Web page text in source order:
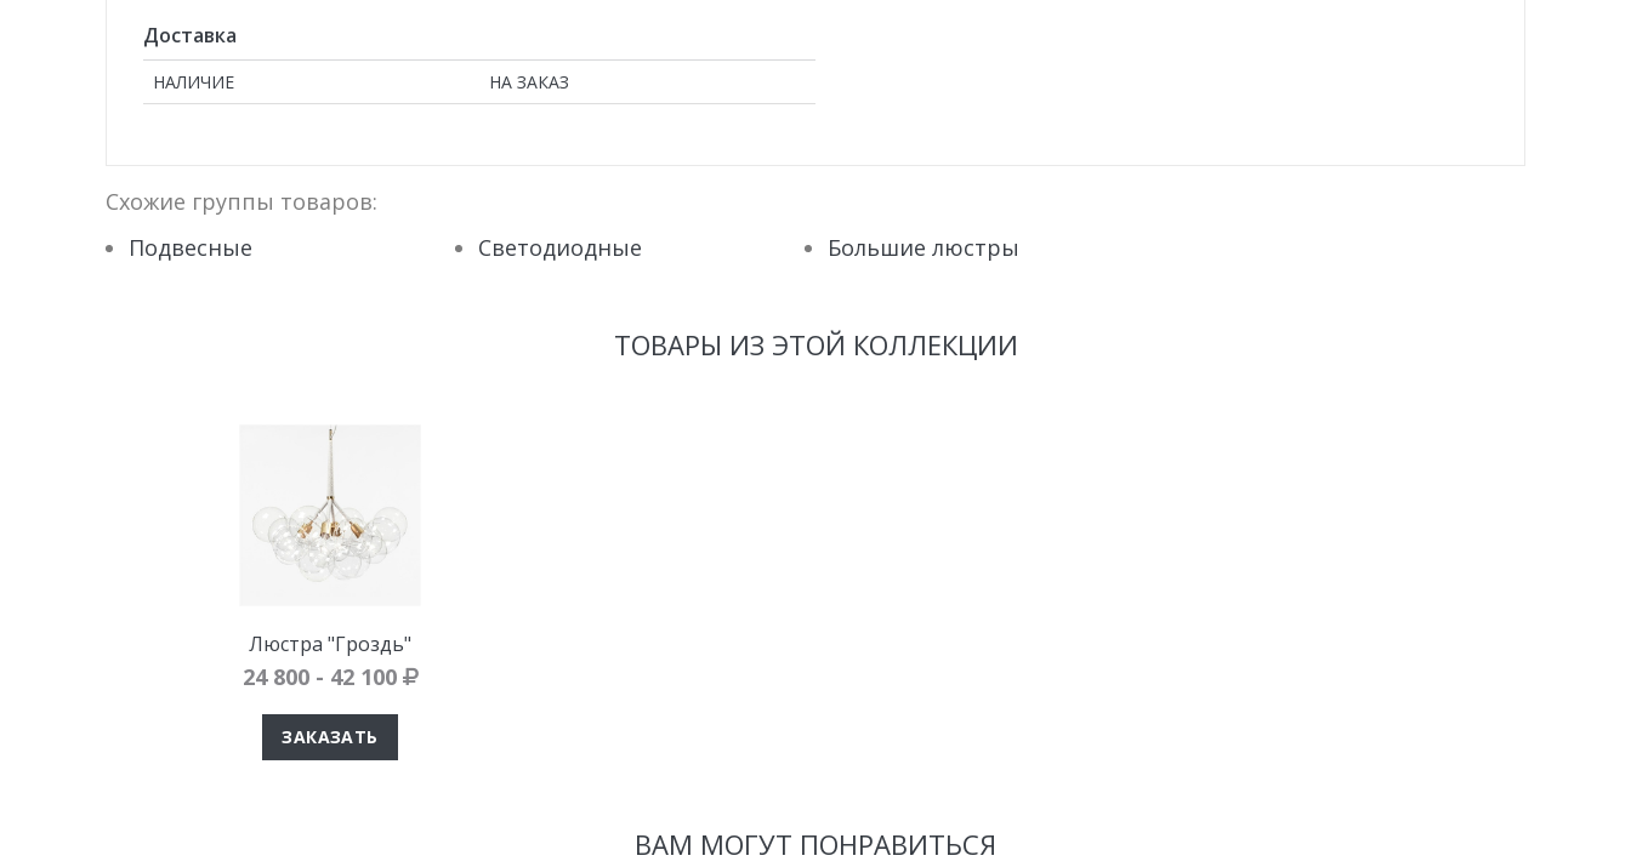
Доставка
НАЛИЧИЕ НА ЗАКАЗ
Схожие группы товаров:
Подвесные
Светодиодные Большие люстры
ТОВАРЫ ИЗ ЭТОЙ КОЛЛЕКЦИИ
Люстра "Гроздь"
24 800 - 42 100
ЗАКАЗАТЬ
ВАМ МОГУТ ПОНРАВИТЬСЯ